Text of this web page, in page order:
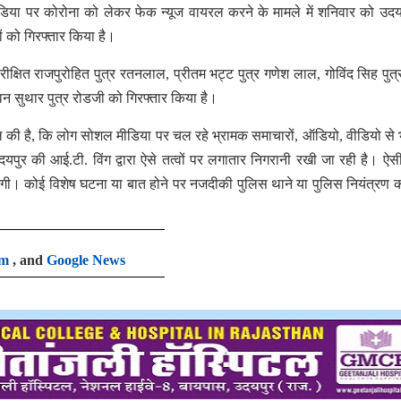
पर कोरोना को लेकर फेक न्यूज वायरल करने के मामले में शनिवार को
गिरफ्तार किया है।
राजपुरोहित पुत्र रतनलाल, प्रीतम भट्ट पुत्र गणेश लाल, गोविंद सिह
पुत्र रोडजी को गिरफ्तार किया है।
है, कि लोग सोशल मीडिया पर चल रहे भ्रामक समाचारों, ऑडियो, वीडियो से
की आई.टी. विंग द्वारा ऐसे तत्वों पर लगातार निगरानी रखी जा रही है।
कोई विशेष घटना या बात होने पर नजदीकी पुलिस थाने या पुलिस नियंत्रण
, and Google News